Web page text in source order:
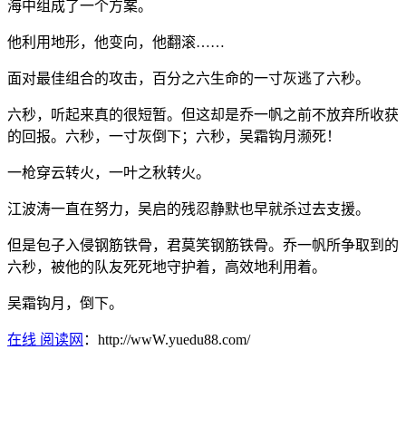
海中组成了一个方案。
他利用地形，他变向，他翻滚……
面对最佳组合的攻击，百分之六生命的一寸灰逃了六秒。
六秒，听起来真的很短暂。但这却是乔一帆之前不放弃所收获
的回报。六秒，一寸灰倒下；六秒，吴霜钩月濒死！
一枪穿云转火，一叶之秋转火。
江波涛一直在努力，吴启的残忍静默也早就杀过去支援。
但是包子入侵钢筋铁骨，君莫笑钢筋铁骨。乔一帆所争取到的
六秒，被他的队友死死地守护着，高效地利用着。
吴霜钩月，倒下。
在线 阅读网 ：http://wwW.yuedu88.com/